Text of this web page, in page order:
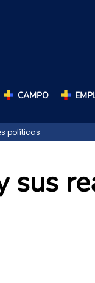
CAMPO
políticas
sus